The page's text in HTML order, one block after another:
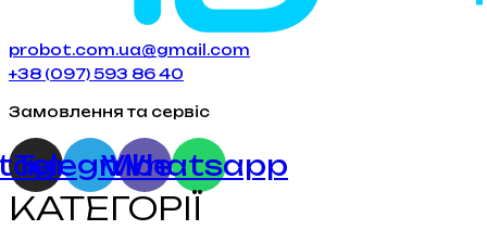
probot.com.ua@gmail.com
+38 (097) 593 86 40
Замовлення та сервіс
Telegram
Viber
Whatsapp
КАТЕГОРІЇ